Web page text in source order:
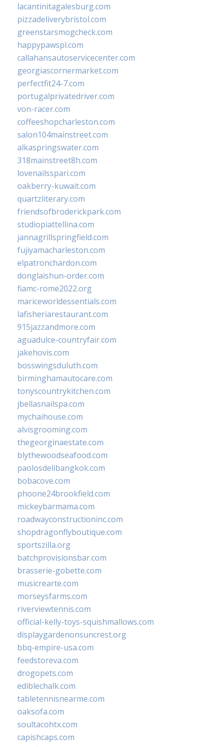
lacantinitagalesburg.com
pizzadeliverybristol.com
greenstarsmogcheck.com
happypawspl.com
callahansautoservicecenter.com
georgiascornermarket.com
perfectfit24-7.com
portugalprivatedriver.com
von-racer.com
coffeeshopcharleston.com
salon104mainstreet.com
alkaspringswater.com
318mainstreet8h.com
lovenailsspari.com
oakberry-kuwait.com
quartzliterary.com
friendsofbroderickpark.com
studiopiattellina.com
jannagrillspringfield.com
fujiyamacharleston.com
elpatronchardon.com
donglaishun-order.com
fiamc-rome2022.org
mariceworldessentials.com
lafisheriarestaurant.com
915jazzandmore.com
aguadulce-countryfair.com
jakehovis.com
bosswingsduluth.com
birminghamautocare.com
tonyscountrykitchen.com
jbellasnailspa.com
mychaihouse.com
alvisgrooming.com
thegeorginaestate.com
blythewoodseafood.com
paolosdelibangkok.com
bobacove.com
phoone24brookfield.com
mickeybarmama.com
roadwayconstructioninc.com
shopdragonflyboutique.com
sportszilla.org
batchprovisionsbar.com
brasserie-gobette.com
musicrearte.com
morseysfarms.com
riverviewtennis.com
official-kelly-toys-squishmallows.com
displaygardenonsuncrest.org
bbq-empire-usa.com
feedstoreva.com
drogopets.com
ediblechalk.com
tabletennisnearme.com
oaksofa.com
soultacohtx.com
capishcaps.com